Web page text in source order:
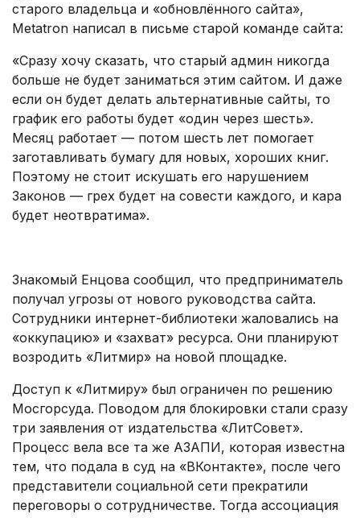
старого владельца и «обновлённого сайта»,
Metatron написал в письме старой команде сайта:
«Сразу хочу сказать, что старый админ никогда
больше не будет заниматься этим сайтом. И даже
если он будет делать альтернативные сайты, то
график его работы будет «один через шесть».
Месяц работает — потом шесть лет помогает
заготавливать бумагу для новых, хороших книг.
Поэтому не стоит искушать его нарушением
Законов — грех будет на совести каждого, и кара
будет неотвратима».
Знакомый Енцова сообщил, что предприниматель
получал угрозы от нового руководства сайта.
Сотрудники интернет-библиотеки жаловались на
«оккупацию» и «захват» ресурса. Они планируют
возродить «Литмир» на новой площадке.
Доступ к «Литмиру» был ограничен по решению
Мосгорсуда. Поводом для блокировки стали сразу
три заявления от издательства «ЛитСовет».
Процесс вела все та же АЗАПИ, которая известна
тем, что подала в суд на «ВКонтакте», после чего
представители социальной сети прекратили
переговоры о сотрудничестве. Тогда ассоциация